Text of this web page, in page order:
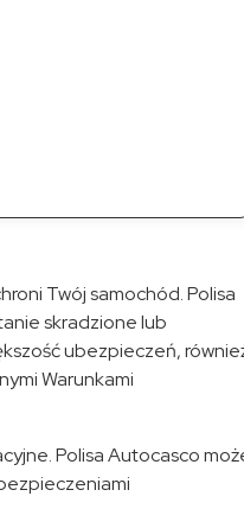
Twój samochód. Polisa
skradzione lub
ubezpieczeń,
Warunkami
Polisa Autocasco